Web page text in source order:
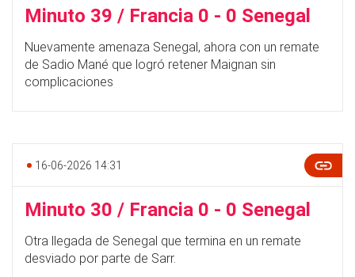
Minuto 39 / Francia 0 - 0 Senegal
Nuevamente amenaza Senegal, ahora con un remate
de Sadio Mané que logró retener Maignan sin
complicaciones
16-06-2026 14:31
Minuto 30 / Francia 0 - 0 Senegal
Otra llegada de Senegal que termina en un remate
desviado por parte de Sarr.